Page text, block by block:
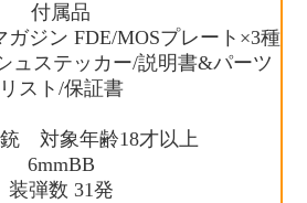
付属品
ガジン FDE/MOSプレート×3種
ュステッカー/説明書&パーツ
リスト/保証書
銃 対象年齢18才以上
6mmBB
装弾数 31発